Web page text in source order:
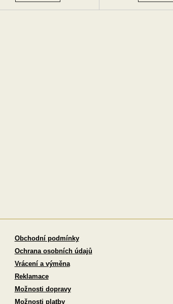
Obchodní podmínky
Ochrana osobních údajů
Vrácení a výměna
Reklamace
Možnosti dopravy
Možnosti platby